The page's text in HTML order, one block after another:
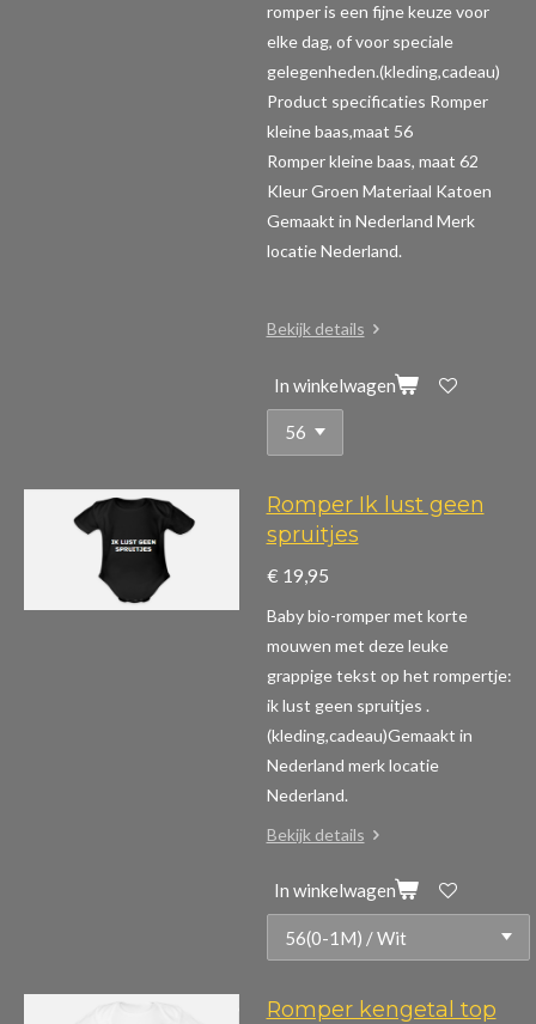
romper is een fijne keuze voor
elke dag, of voor speciale
gelegenheden.(kleding,cadeau)
Product specificaties Romper
kleine baas,maat 56
Romper kleine baas, maat 62
Kleur Groen Materiaal Katoen
Gemaakt in Nederland Merk
locatie Nederland.
Bekijk details
In winkelwagen
Romper Ik lust geen
spruitjes
€ 19,95
Baby bio-romper met korte
mouwen met deze leuke
grappige tekst op het rompertje:
ik lust geen spruitjes .
(kleding,cadeau)Gemaakt in
Nederland merk locatie
Nederland.
Bekijk details
In winkelwagen
Romper kengetal top